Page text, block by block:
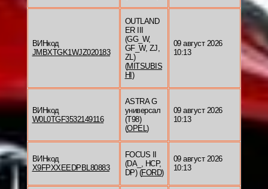
ВИНкод
JMBXTGK1WJZ020183
OUTLAND
ER III
(GG_W,
GF_W, ZJ,
ZL)
(MITSUBIS
HI)
09 август 2026
10:13
ВИНкод
W0L0TGF3532149116
ASTRA G
универсал
(T98)
(OPEL )
09 август 2026
10:13
ВИНкод
X9FPXXEEDPBL80883
FOCUS II
(DA_, HCP,
DP) (FORD)
09 август 2026
10:13